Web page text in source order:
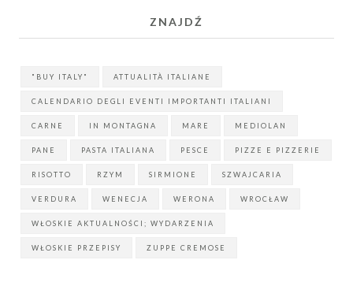
ZNAJDŹ
"BUY ITALY" ATTUALITÀ ITALIANE
CALENDARIO DEGLI EVENTI IMPORTANTI ITALIANI
CARNE IN MONTAGNA MARE MEDIOLAN
PANE PASTA ITALIANA PESCE PIZZE E PIZZERIE
RISOTTO RZYM SIRMIONE SZWAJCARIA
VERDURA WENECJA WERONA WROCŁAW
WŁOSKIE AKTUALNOŚCI; WYDARZENIA
WŁOSKIE PRZEPISY ZUPPE CREMOSE